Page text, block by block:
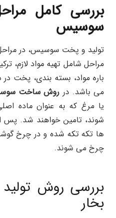
بررسی کامل
سوسیس
تولید و پخت سوسیس، در
مراحل شامل تهیه مواد لازم،
باره مواد، بسته بندی، پخت
می باشد. در روش ساخت
یا مرغ که به عنوان ماده
شوند، تامین خواهند شد. پس
ها تکه تکه شده و در چرخ
چرخ می شوند.
بررسی روش
بخار